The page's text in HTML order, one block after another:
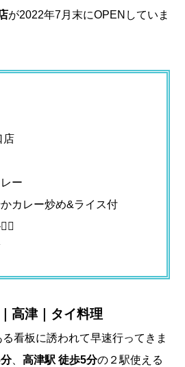
が2022年7月末にOPENしていま
店
ー
カレー炒め&ライス付
高津｜タイ料理
看板に誘われて早速行ってきま
、 高津駅 徒歩5分の２駅使える